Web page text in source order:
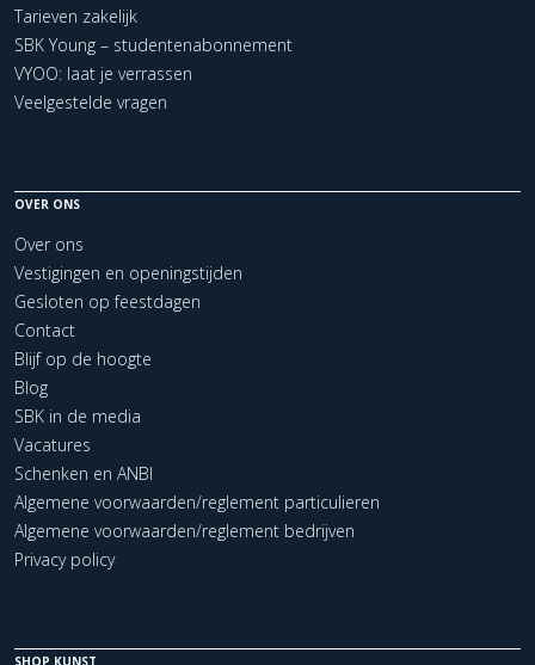
Tarieven zakelijk
SBK Young – studentenabonnement
VYOO: laat je verrassen
Veelgestelde vragen
OVER ONS
Over ons
Vestigingen en openingstijden
Gesloten op feestdagen
Contact
Blijf op de hoogte
Blog
SBK in de media
Vacatures
Schenken en ANBI
Algemene voorwaarden/reglement particulieren
Algemene voorwaarden/reglement bedrijven
Privacy policy
SHOP KUNST